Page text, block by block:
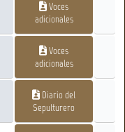
Voces
adicionales
Voces
adicionales
Diario del
Sepulturero